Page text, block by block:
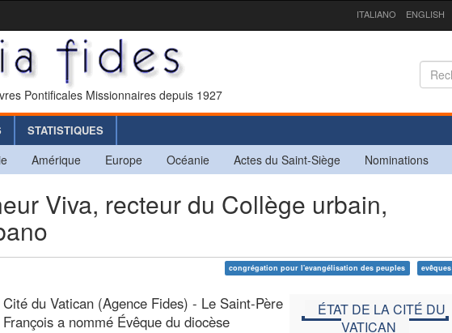
ITALIANO ENGLISH
Pontificales Missionnaires depuis 1927
STATISTIQUES
Amérique Europe Océanie Actes du Saint-Siège Nominations
Viva, recteur du Collège urbain,
congrégation pour l'evangélisation des peuples evêques
ÉTAT DE LA CITÉ DU
VATICAN
Cité du Vatican (Agence Fides) - Le Saint-Père
François a nommé Évêque du diocèse